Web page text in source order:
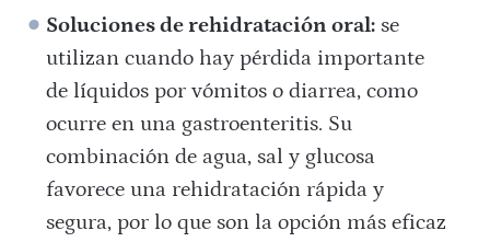
Soluciones de rehidratación oral: se
utilizan cuando hay pérdida importante
de líquidos por vómitos o diarrea, como
ocurre en una gastroenteritis. Su
combinación de agua, sal y glucosa
favorece una rehidratación rápida y
segura, por lo que son la opción más eficaz